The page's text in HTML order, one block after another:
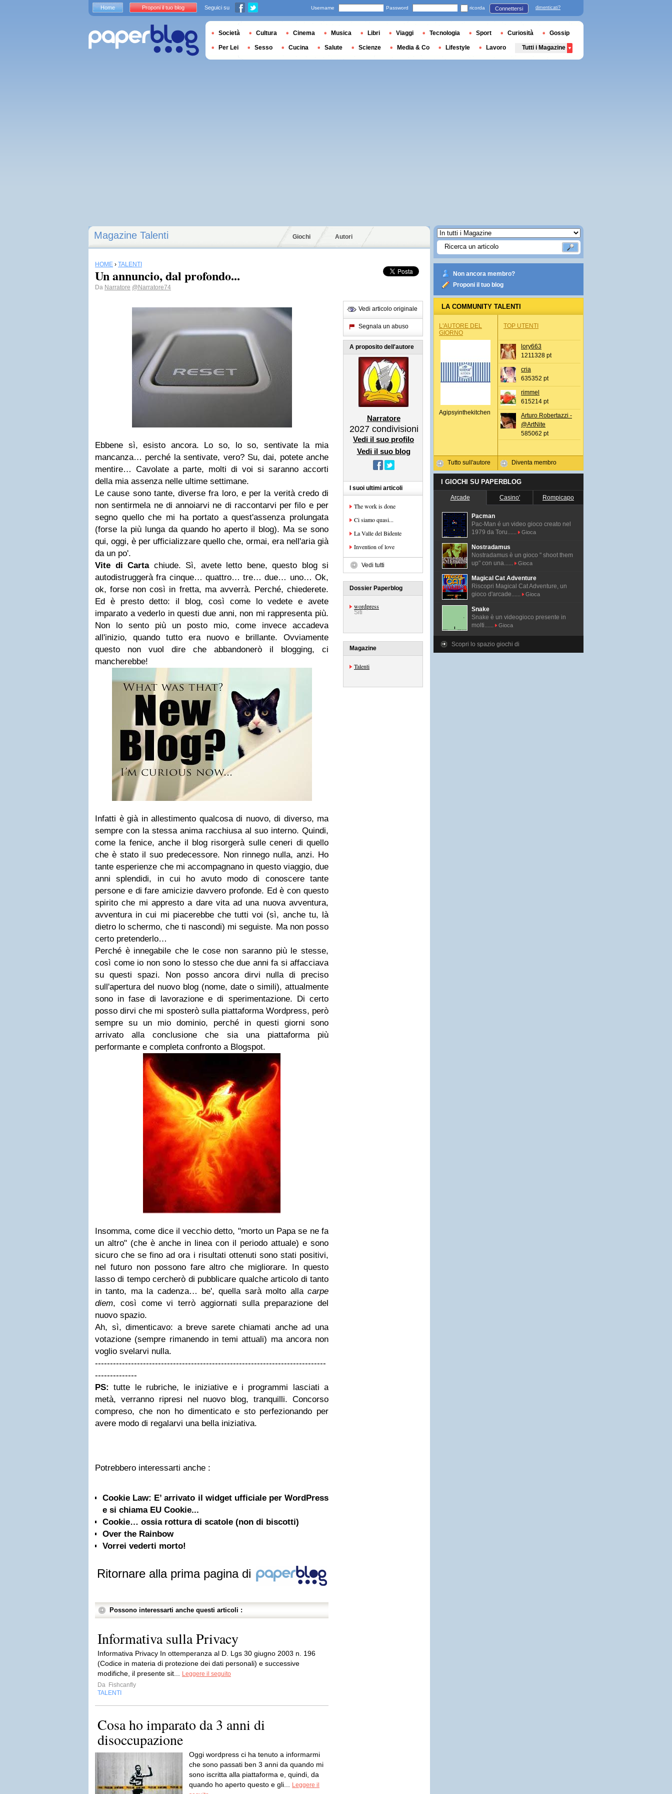
Magazine Talenti Giochi Autori
HOME › TALENTI
Un annuncio, dal profondo...
Da Narratore @Narratore74
Ebbene sì, esisto ancora.
Lo so, lo so, sentivate la mia
mancanza… perché la sentivate, vero? Su, dai, potete anche
mentire… Cavolate a parte, molti di voi si saranno accorti
della mia assenza nelle ultime settimane.
Le cause sono tante, diverse fra loro, e per la verità credo di
non sentirmela ne di annoiarvi ne di raccontarvi per filo e per
segno quello che mi ha portato a quest'assenza prolungata
(forse la più lunga da quando ho aperto il blog). Ma se sono
qui, oggi, è per ufficializzare quello che, ormai, era nell'aria già
da un po'.
Vite di Cartachiude. Sì, avete letto bene, questo blog si
autodistruggerà fra cinque… quattro… tre… due… uno… Ok,
ok, forse non così in fretta, ma avverrà. Perché, chiederete.
Ed è presto detto: il blog, così come lo vedete e avete
imparato a vederlo in questi due anni, non mi rappresenta più.
Non lo sento più un posto mio, come invece accadeva
all'inizio, quando tutto era nuovo e brillante.
Ovviamente
questo non vuol dire che abbandonerò il blogging, ci
mancherebbe!
Infatti è già in allestimento qualcosa di nuovo, di diverso, ma
sempre con la stessa anima racchiusa al suo interno. Quindi,
come la fenice, anche il blog risorgerà sulle ceneri di quello
che è stato il suo predecessore. Non rinnego nulla, anzi. Ho
tante esperienze che mi accompagnano in questo viaggio, due
anni splendidi, in cui ho avuto modo di conoscere tante
persone e di fare amicizie davvero profonde. Ed è con questo
spirito che mi appresto a dare vita ad una nuova avventura,
avventura in cui mi piacerebbe che tutti voi (sì, anche tu, là
dietro lo schermo, che ti nascondi) mi seguiste. Ma non posso
certo pretenderlo…
Perché è innegabile che le cose non saranno più le stesse,
così come io non sono lo stesso che due anni fa si affacciava
su questi spazi. Non posso ancora dirvi nulla di preciso
sull'apertura del nuovo blog (nome, date o simili), attualmente
sono in fase di lavorazione e di sperimentazione. Di certo
posso dirvi che mi sposterò sulla piattaforma Wordpress, però
sempre su un mio dominio, perché in questi giorni sono
arrivato alla conclusione che sia una piattaforma più
performante e completa confronto a Blogspot.
Insomma, come dice il vecchio detto, "morto un Papa se ne fa
un altro" (che è anche in linea con il periodo attuale) e sono
sicuro che se fino ad ora i risultati ottenuti sono stati positivi,
nel futuro non possono fare altro che migliorare. In questo
lasso di tempo cercherò di pubblicare qualche articolo di tanto
in tanto, ma la cadenza… be', quella sarà molto alla carpe
diem, così come vi terrò aggiornati sulla preparazione del
nuovo spazio.
Ah, sì, dimenticavo: a breve sarete chiamati anche ad una
votazione (sempre rimanendo in temi attuali) ma ancora non
voglio svelarvi nulla.
-----------------------------------------------------------------------------
--------------
PS: tutte le rubriche, le iniziative e i programmi lasciati a
metà, verranno ripresi nel nuovo blog, tranquilli. Concorso
compreso, che non ho dimenticato e sto perfezionando per
avere modo di regalarvi una bella iniziativa.
Potrebbero interessarti anche :
Cookie Law: E’ arrivato il widget ufficiale per WordPress
e si chiama EU Cookie...
Cookie… ossia rottura di scatole (non di biscotti)
Over the Rainbow
Vorrei vederti morto!
Ritornare alla prima pagina di
Possono interessarti anche questi articoli :
Informativa sulla Privacy
Informativa Privacy In ottemperanza al D. Lgs 30 giugno 2003 n. 196
(Codice in materia di protezione dei dati personali) e successive
modifiche, il presente sit...
Leggere il seguito
Da Fishcanfly
TALENTI
Cosa ho imparato da 3 anni di
disoccupazione
Oggi wordpress ci ha tenuto a informarmi
che sono passati ben 3 anni da quando mi
sono iscritta alla piattaforma e, quindi, da
quando ho aperto questo e gli...
Leggere il
Vedi articolo originale
Segnala un abuso
A proposito dell'autore
Narratore
2027 condivisioni
Vedi il suo profilo
Vedi il suo blog
I suoi ultimi articoli
The work is done
Ci siamo quasi...
La Valle del Bidente
Invention of love
Vedi tutti
Dossier Paperblog
wordpress
Siti
Magazine
Talenti
Non ancora membro?
Proponi il tuo blog
LA COMMUNITY TALENTI
L'AUTORE DEL
GIORNO
Agipsyinthekitchen
Tutto sull'autore
TOP UTENTI
lory663
1211328 pt
cria
635352 pt
rimmel
615214 pt
Arturo Robertazzi -
@ArtNite
585062 pt
Diventa membro
I GIOCHI SU PAPERBLOG
Arcade Casino' Rompicapo
Pacman
Pac-Man é un video gioco creato nel
1979 da Toru......
Gioca
Nostradamus
Nostradamus è un gioco " shoot them
up" con una......
Gioca
Magical Cat Adventure
Riscopri Magical Cat Adventure, un
gioco d'arcade......
Gioca
Snake
Snake è un videogioco presente in
molti......
Gioca
Scopri lo spazio giochi di
Home Proponi il tuo blog Seguici su Username Password ricorda Connettersi dimenticati?
Società Cultura Cinema Musica Libri Viaggi Tecnologia Sport Curiosità Gossip
Per Lei Sesso Cucina Salute Scienze Media & Co Lifestyle Lavoro Tutti i Magazine